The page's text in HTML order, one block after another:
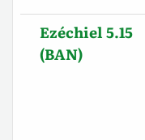
Ezéchiel 5.15
(BAN)